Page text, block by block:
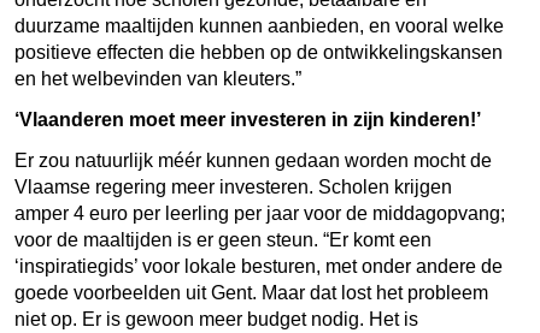
duurzame maaltijden kunnen aanbieden, en vooral welke
positieve effecten die hebben op de ontwikkelingskansen
en het welbevinden van kleuters.”
‘Vlaanderen moet meer investeren in zijn kinderen!’
Er zou natuurlijk méér kunnen gedaan worden mocht de
Vlaamse regering meer investeren. Scholen krijgen
amper 4 euro per leerling per jaar voor de middagopvang;
voor de maaltijden is er geen steun. “Er komt een
‘inspiratiegids’ voor lokale besturen, met onder andere de
goede voorbeelden uit Gent. Maar dat lost het probleem
niet op. Er is gewoon meer budget nodig. Het is